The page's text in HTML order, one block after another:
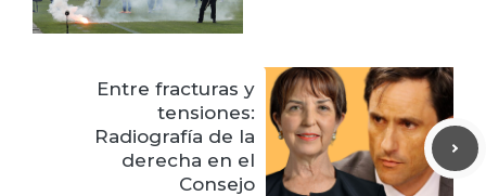
Entre fracturas y
tensiones:
Radiografía de la
derecha en el
Consejo